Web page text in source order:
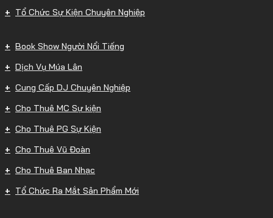
Tổ Chức Sự Kiện Chuyên Nghiệp
Book Show Người Nổi Tiếng
Dịch Vụ Múa Lân
Cung Cấp DJ Chuyên Nghiệp
Cho Thuê MC Sự kiện
Cho Thuê PG Sự Kiện
Cho Thuê Vũ Đoàn
Cho Thuê Ban Nhạc
Tổ Chức Ra Mắt Sản Phẩm Mới